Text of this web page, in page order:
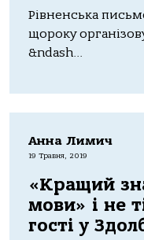
Рівненська
щороку
&ndash...
Анна Лимич
19 Травня, 2019
«Кращий
мови» і не
гості у